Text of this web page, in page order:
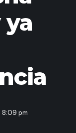
8:09 pm